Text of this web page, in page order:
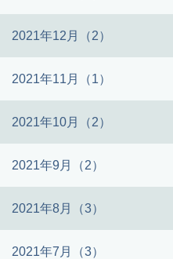
2021年12月（2）
2021年11月（1）
2021年10月（2）
2021年9月（2）
2021年8月（3）
2021年7月（3）